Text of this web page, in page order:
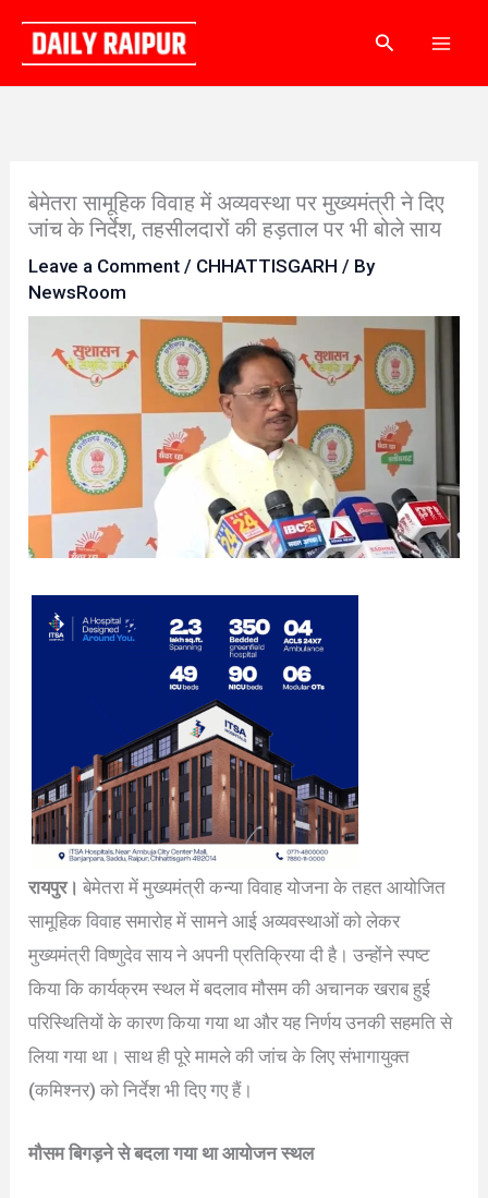
content
Search
बेमेतरा सामूहिक विवाह में अव्यवस्था पर मुख्यमंत्री ने दिए
जांच के निर्देश, तहसीलदारों की हड़ताल पर भी बोले साय
Leave a Comment / CHHATTISGARH / By
NewsRoom
रायपुर।बेमेतरा में मुख्यमंत्री कन्या विवाह योजना के तहत आयोजित
सामूहिक विवाह समारोह में सामने आई अव्यवस्थाओं को लेकर
मुख्यमंत्री विष्णुदेव साय ने अपनी प्रतिक्रिया दी है। उन्होंने स्पष्ट
किया कि कार्यक्रम स्थल में बदलाव मौसम की अचानक खराब हुई
परिस्थितियों के कारण किया गया था और यह निर्णय उनकी सहमति से
लिया गया था। साथ ही पूरे मामले की जांच के लिए संभागायुक्त
(कमिश्नर) को निर्देश भी दिए गए हैं।
मौसम बिगड़ने से बदला गया था आयोजन स्थल